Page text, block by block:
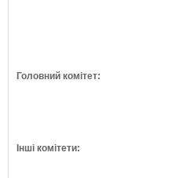
Головний комітет:
Інші комітети: